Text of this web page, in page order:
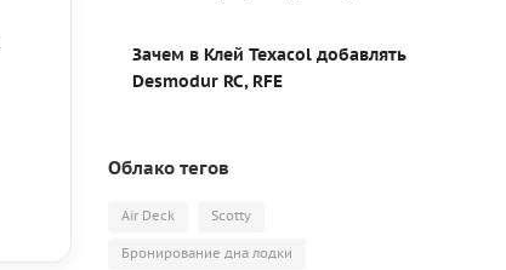
Зачем в Клей Texacol добавлять
Desmodur RC, RFE
Облако тегов
Air Deck Scotty
Бронирование дна лодки